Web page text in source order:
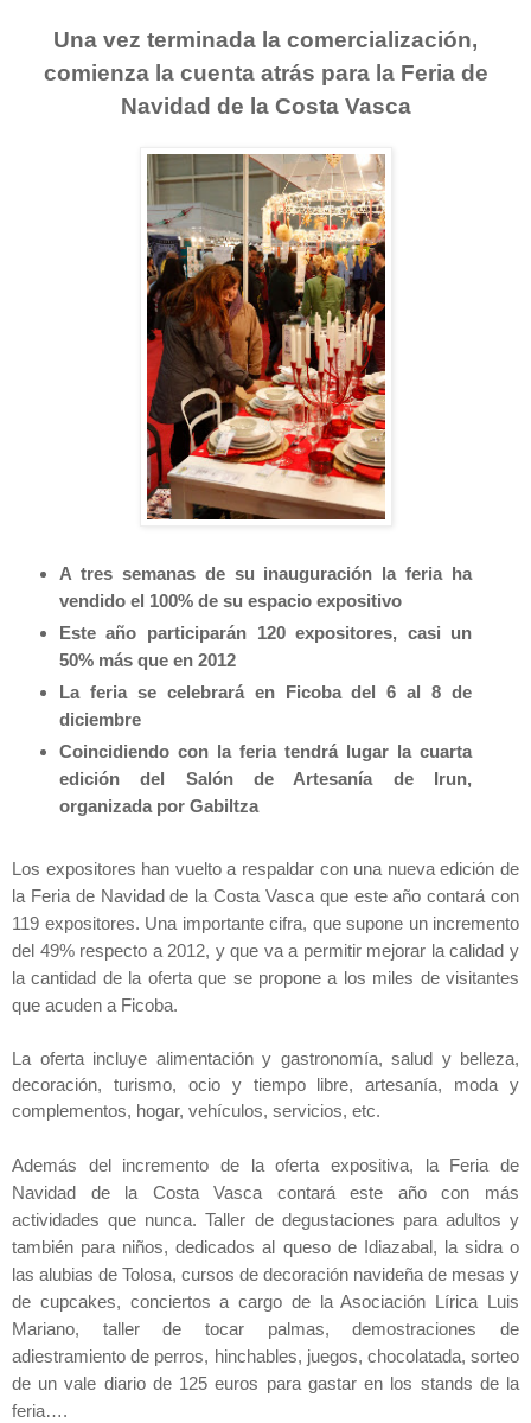
Una vez terminada la comercialización,
comienza la cuenta atrás para la Feriade
Navidad de la CostaVasca
A tres semanas de su inauguración la feria ha
vendido el 100% de su espacio expositivo
Este año participarán 120 expositores, casi un
50% más que en 2012
La feria se celebrará en Ficoba del 6 al 8 de
diciembre
Coincidiendo con la feria tendrá lugar la cuarta
edición del Salón de Artesanía de Irun,
organizada por Gabiltza
Los expositores han vuelto a respaldar con una nueva edición de
la Feriade Navidad de la Costa Vascaque este año contará con
119 expositores. Una importante cifra, que supone un incremento
del 49% respecto a 2012, y que va a permitir mejorar la calidad y
la cantidad de la oferta que se propone a los miles de visitantes
que acuden a Ficoba.
La oferta incluye alimentación y gastronomía, salud y belleza,
decoración, turismo, ocio y tiempo libre, artesanía, moda y
complementos, hogar, vehículos, servicios, etc.
Además del incremento de la oferta expositiva, la Feriade
Navidad de
la CostaVascacontará este año con más
actividades que nunca. Taller de degustaciones para adultos y
también para niños, dedicados al queso de Idiazabal, la sidra o
las alubias de Tolosa, cursos de decoración navideña de mesas y
de cupcakes, conciertos a cargo de
la Asociación LíricaLuis
Mariano, taller de tocar palmas, demostraciones de
adiestramiento de perros, hinchables, juegos, chocolatada, sorteo
de un vale diario de 125 euros para gastar en los stands de la
feria….